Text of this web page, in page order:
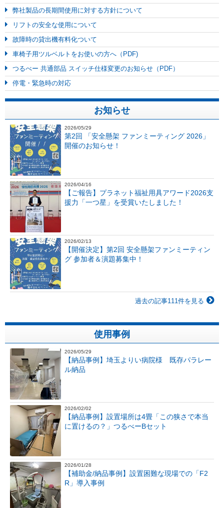
弊社製品の長期間使用に対する方針について
リフトの安全な使用について
故障時の貸出機有料化ついて
車椅子用ツルベルトをお使いの方へ（PDF)
つるべー 共通部品 スイッチ仕様変更のお知らせ（PDF）
停電・緊急時の対応
お知らせ
2026/05/29
第2回 「安全懸架 ファンミーティング 2026」
開催のお知らせ！
2026/04/16
【ご報告】プラネット福祉用具アワード2026支
援力「一つ星」を受賞いたしました！
2026/02/13
【開催決定】第2回 安全懸架ファンミーティン
グ 参加者＆演題募集中！
過去の記事111件を見る
使用事例
2026/05/29
【納品事例】埼玉よりい病院様 既存パラレー
ル納品
2026/02/02
【納品事例】設置場所は4畳「この狭さで本当
に置けるの？」つるべーBセット
2026/01/28
【補助金/納品事例】設置困難な現場での「F2
R」導入事例